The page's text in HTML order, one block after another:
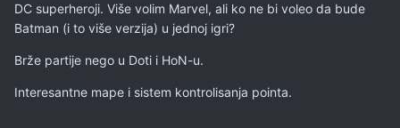
DC superheroji. Više volim Marvel, ali ko ne bi voleo da bude
Batman (i to više verzija) u jednoj igri?
Brže partije nego u Doti i HoN-u.
Interesantne mape i sistem kontrolisanja pointa.